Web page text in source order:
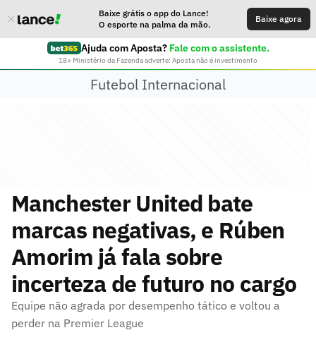
Baixe grátis o app do Lance!
O esporte na palma da mão.
Baixe agora
Ajuda com Aposta? Fale com o assistente.
18+ Ministério da Fazenda adverte: Aposta não é investimento
Futebol Internacional
Manchester United bate
marcas negativas, e Rúben
Amorim já fala sobre
incerteza de futuro no cargo
Equipe não agrada por desempenho tático e voltou a
perder na Premier League